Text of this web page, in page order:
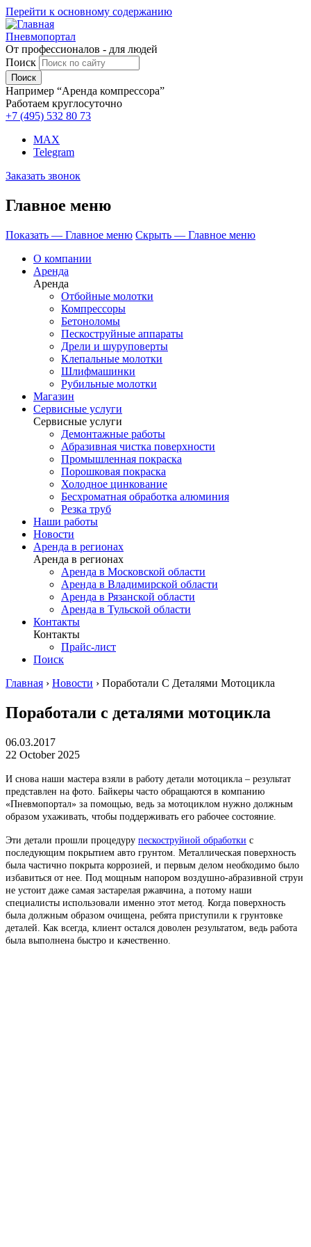
Перейти к основному содержанию
Пневмопортал
От профессионалов - для людей
Поиск
Например “Аренда компрессора”
Работаем круглосуточно
+7 (495) 532 80 73
MAX
Telegram
Заказать звонок
Главное меню
Показать — Главное меню Скрыть — Главное меню
О компании
Аренда
Аренда
Отбойные молотки
Компрессоры
Бетоноломы
Пескоструйные аппараты
Дрели и шуруповерты
Клепальные молотки
Шлифмашинки
Рубильные молотки
Магазин
Сервисные услуги
Сервисные услуги
Демонтажные работы
Абразивная чистка поверхности
Промышленная покраска
Порошковая покраска
Холодное цинкование
Бесхроматная обработка алюминия
Резка труб
Наши работы
Новости
Аренда в регионах
Аренда в регионах
Аренда в Московской области
Аренда в Владимирской области
Аренда в Рязанской области
Аренда в Тульской области
Контакты
Контакты
Прайс-лист
Поиск
Главная › Новости › Поработали С Деталями Мотоцикла
Поработали с деталями мотоцикла
06.03.2017
22 October 2025
И снова наши мастера взяли в работу детали мотоцикла – результат
представлен на фото. Байкеры часто обращаются в компанию
«Пневмопортал» за помощью, ведь за мотоциклом нужно должным
образом ухаживать, чтобы поддерживать его рабочее состояние.
Эти детали прошли процедуру пескоструйной обработки с
последующим покрытием авто грунтом. Металлическая поверхность
была частично покрыта коррозией, и первым делом необходимо было
избавиться от нее. Под мощным напором воздушно-абразивной струи
не устоит даже самая застарелая ржавчина, а потому наши
специалисты использовали именно этот метод. Когда поверхность
была должным образом очищена, ребята приступили к грунтовке
деталей. Как всегда, клиент остался доволен результатом, ведь работа
была выполнена быстро и качественно.